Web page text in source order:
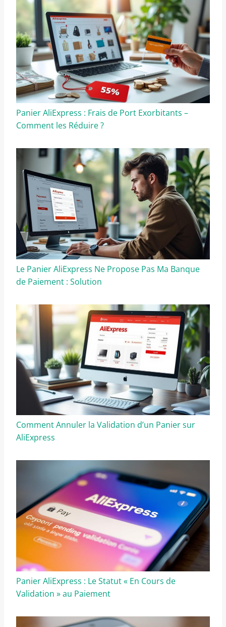
Panier AliExpress : Frais de Port Exorbitants –
Comment les Réduire ?
Le Panier AliExpress Ne Propose Pas Ma Banque
de Paiement : Solution
Comment Annuler la Validation d’un Panier sur
AliExpress
Panier AliExpress : Le Statut « En Cours de
Validation » au Paiement